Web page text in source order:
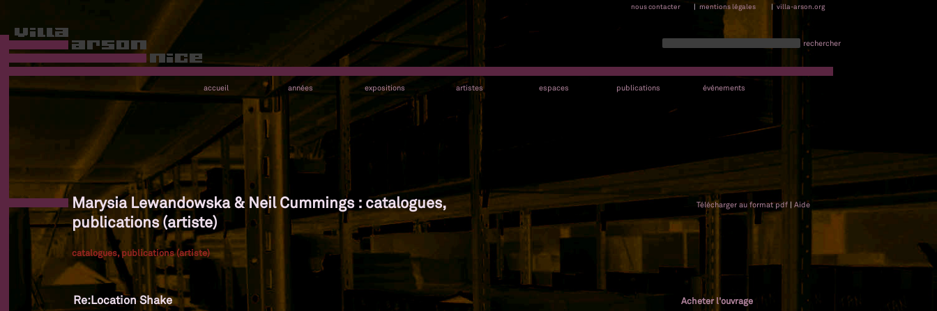
nous contacter | mentions légales | villa-arson.org
rechercher
accueil années expositions artistes espaces publications événements
Marysia Lewandowska & Neil Cummings : catalogues,
publications (artiste)
Télécharger au format pdf | Aide
catalogues, publications (artiste)
Re:Location Shake Acheter l'ouvrage